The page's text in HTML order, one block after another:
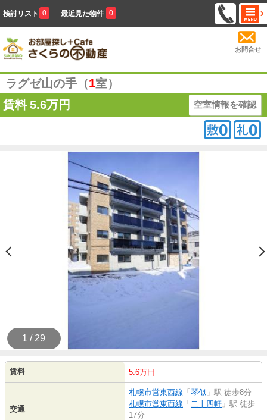
検討リスト 0 最近見た物件 0
お問合せ
ラグゼ山の手（1室）
賃料 5.6万円 空室情報を確認
1 / 29
賃料 5.6万円
交通
札幌市営東西線 「琴似 」駅 徒歩8分
札幌市営東西線 「 二十四軒 」駅 徒歩
17分